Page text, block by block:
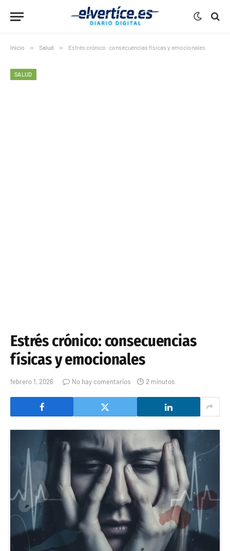
Inicio » Salud » Estrés crónico: consecuencias físicas y emocionales
SALUD
Estrés crónico: consecuencias
físicas y emocionales
febrero 1, 2026 No hay comentarios 2 minutos